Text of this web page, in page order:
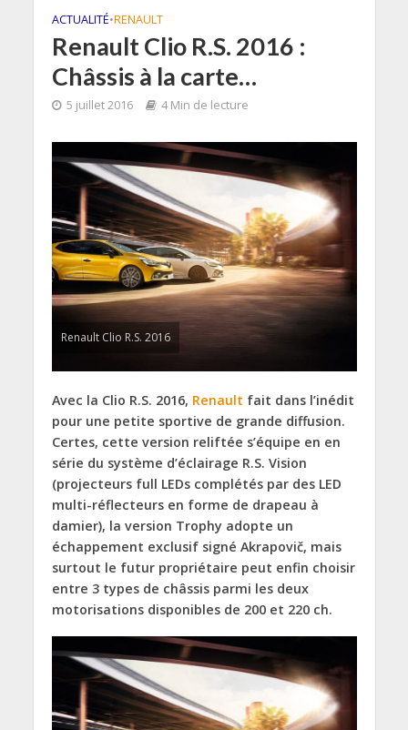
ACTUALITÉ•RENAULT
Renault Clio R.S. 2016 :
Châssis à la carte…
5 juillet 2016 4 Min de lecture
Renault Clio R.S. 2016
Avec la Clio R.S. 2016, Renault fait dans l’inédit
pour une petite sportive de grande diffusion.
Certes, cette version reliftée s’équipe en en
série du système d’éclairage R.S. Vision
(projecteurs full LEDs complétés par des LED
multi-réflecteurs en forme de drapeau à
damier), la version Trophy adopte un
échappement exclusif signé Akrapovič, mais
surtout le futur propriétaire peut enfin choisir
entre 3 types de châssis parmi les deux
motorisations disponibles de 200 et 220 ch.